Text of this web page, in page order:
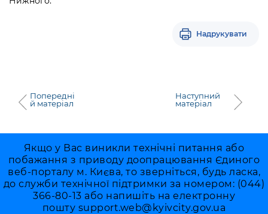
Надрукувати
Попередні
й матеріал
Наступний
матеріал
Якщо у Вас виникли технічні питання або
побажання з приводу доопрацювання Єдиного
веб-порталу м. Києва, то зверніться, будь ласка,
до служби технічної підтримки за номером: (044)
366-80-13 або напишіть на електронну
пошту support.web@kyivcity.gov.ua